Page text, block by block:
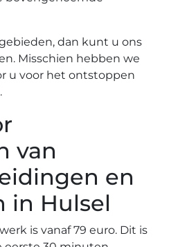
dan kunt u ons
Misschien hebben we
u voor het ontstoppen
van
en
in Hulsel
is vanaf 79 euro. Dit is